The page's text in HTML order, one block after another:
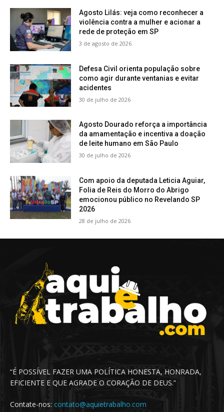
Agosto Lilás: veja como reconhecer a
violência contra a mulher e acionar a
rede de proteção em SP
3 de agosto de 2026
Defesa Civil orienta população sobre
como agir durante ventanias e evitar
acidentes
30 de julho de 2026
Agosto Dourado reforça a importância
da amamentação e incentiva a doação
de leite humano em São Paulo
30 de julho de 2026
Com apoio da deputada Leticia Aguiar,
Folia de Reis do Morro do Abrigo
emocionou público no Revelando SP
2026
28 de julho de 2026
“É POSSÍVEL FAZER UMA POLÍTICA HONESTA, HONRADA,
EFICIENTE E QUE AGRADE O CORAÇÃO DE DEUS.”
Contate-nos: contato@aquietrabalho.com